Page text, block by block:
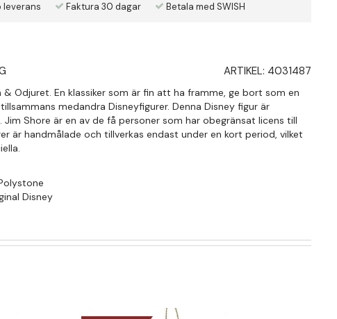
leverans Faktura 30 dagar Betala med SWISH
ARTIKEL: 4031487
& Odjuret. En klassiker som är fin att ha framme, ge bort som en
medandra Disneyfigurer. Denna Disney figur är
Jim Shore är en av de få personer som har obegränsat licens till
är handmålade och tillverkas endast under en kort period, vilket
Disney